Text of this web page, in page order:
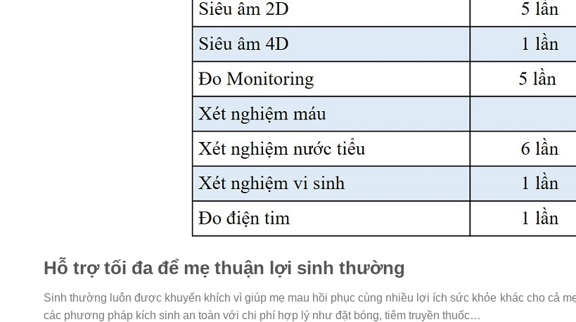
Hỗ trợ tối đa để mẹ thuận lợi sinh thường
Sinh thường luôn được khuyến khích vì giúp mẹ mau hồi phục cùng nhiều lợi ích sức khỏe khác cho cả
các phương pháp kích sinh an toàn với chi phí hợp lý như đặt bóng, tiêm truyền thuốc…